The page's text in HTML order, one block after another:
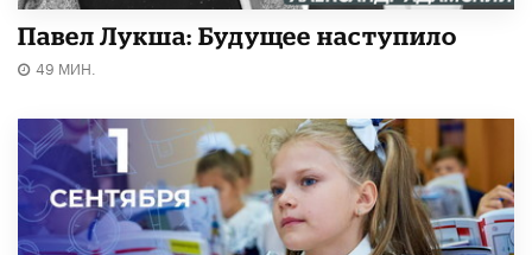
Павел Лукша: Будущее наступило
49 МИН.